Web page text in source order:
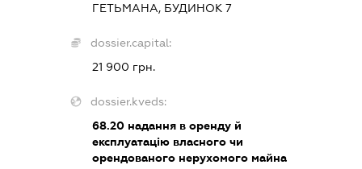
ГЕТЬМАНА, БУДИНОК 7
dossier.capital:
21 900 грн.
dossier.kveds:
68.20надання в оренду й
експлуатацію власного чи
орендованого нерухомого майна